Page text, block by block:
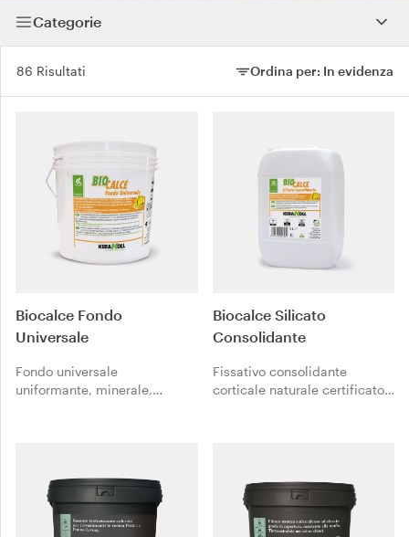
Categorie
86 Risultati Ordina per: In evidenza
Ordina per:
Biocalce Fondo
Universale
Fondo universale
uniformante, minerale,
naturale micronizzata.
Biocalce Silicato
Consolidante
Fissativo consolidante
corticale naturale certificato,
solventi.